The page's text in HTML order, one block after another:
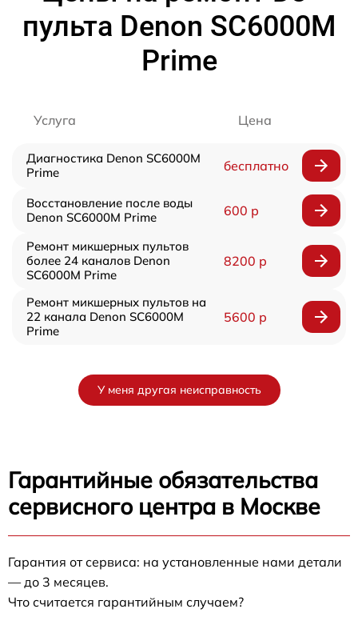
пульта Denon SC6000M
Prime
Услуга Цена
Диагностика Denon SC6000M
Prime
бесплатно
Восстановление после воды
Denon SC6000M Prime
600 р
Ремонт микшерных пультов
более 24 каналов Denon
SC6000M Prime
8200 р
Ремонт микшерных пультов на
22 канала Denon SC6000M
Prime
5600 р
У меня другая неисправность
Гарантийные обязательства
сервисного центра в Москве
Гарантия от сервиса: на установленные нами детали
— до 3 месяцев.
Что считается гарантийным случаем?